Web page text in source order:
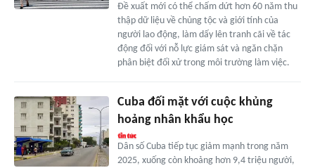
Đề xuất mới có thể chấm dứt hơn 60 năm thu
thập dữ liệu về chủng tộc và giới tính của
người lao động, làm dấy lên tranh cãi về tác
động đối với nỗ lực giám sát và ngăn chặn
phân biệt đối xử trong môi trường làm việc.
Cuba đối mặt với cuộc khủng
hoảng nhân khẩu học
Dân số Cuba tiếp tục giảm mạnh trong năm
2025, xuống còn khoảng hơn 9,4 triệu người,